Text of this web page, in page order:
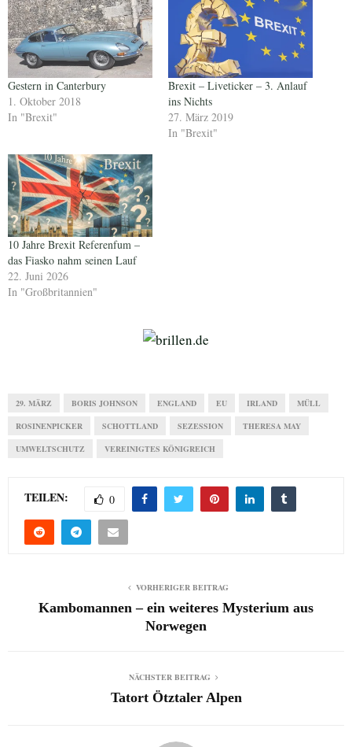
Gestern in Canterbury
1. Oktober 2018
In "Brexit"
Brexit – Liveticker – 3. Anlauf
ins Nichts
27. März 2019
In "Brexit"
10 Jahre Brexit Referenfum –
das Fiasko nahm seinen Lauf
22. Juni 2026
In "Großbritannien"
29. MÄRZ BORIS JOHNSON ENGLAND EU IRLAND MÜLL
ROSINENPICKER SCHOTTLAND SEZESSION THERESA MAY
UMWELTSCHUTZ VEREINIGTES KÖNIGREICH
TEILEN: 0
VORHERIGER BEITRAG
Kambomannen – ein weiteres Mysterium aus
Norwegen
NÄCHSTER BEITRAG
Tatort Ötztaler Alpen